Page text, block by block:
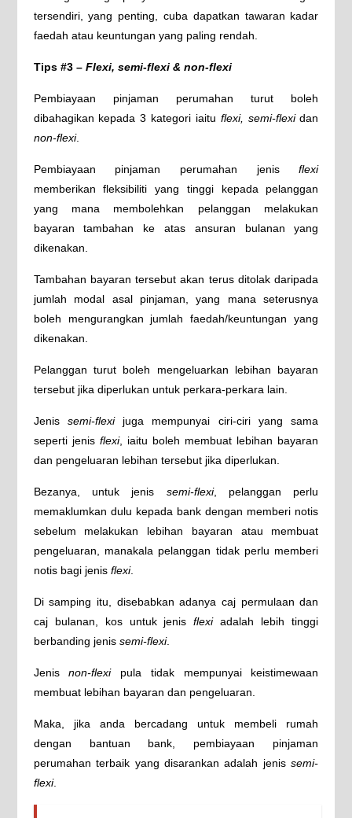
tersendiri, yang penting, cuba dapatkan tawaran kadar
faedah atau keuntungan yang paling rendah.
Tips #3 – Flexi, semi-flexi & non-flexi
Pembiayaan pinjaman perumahan turut boleh
dibahagikan kepada 3 kategori iaitu flexi, semi-flexidan
non-flexi.
Pembiayaan pinjaman perumahan jenisflexi
memberikan fleksibiliti yang tinggi kepada pelanggan
yang mana membolehkan pelanggan melakukan
bayaran tambahan ke atas ansuran bulanan yang
dikenakan.
Tambahan bayaran tersebut akan terus ditolak daripada
jumlah modal asal pinjaman, yang mana seterusnya
boleh mengurangkan jumlah faedah/keuntungan yang
dikenakan.
Pelanggan turut boleh mengeluarkan lebihan bayaran
tersebut jika diperlukan untuk perkara-perkara lain.
Jenis semi-flexijuga mempunyai ciri-ciri yang sama
seperti jenis flexi, iaitu boleh membuat lebihan bayaran
dan pengeluaran lebihan tersebut jika diperlukan.
Bezanya, untuk jenis semi-flexi, pelanggan perlu
memaklumkan dulu kepada bank dengan memberi notis
sebelum melakukan lebihan bayaran atau membuat
pengeluaran, manakala pelanggan tidak perlu memberi
notis bagi jenis flexi.
Di samping itu, disebabkan adanya caj permulaan dan
caj bulanan, kos untuk jenisflexiadalah lebih tinggi
berbanding jenis semi-flexi.
Jenisnon-flexipula tidak mempunyai keistimewaan
membuat lebihan bayaran dan pengeluaran.
Maka, jika anda bercadang untuk membeli rumah
dengan bantuan bank, pembiayaan pinjaman
perumahan terbaik yang disarankan adalah jenissemi-
flexi.